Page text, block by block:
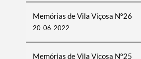
Memórias de Vila Viçosa Nº26
20-06-2022
Memórias de Vila Viçosa Nº25